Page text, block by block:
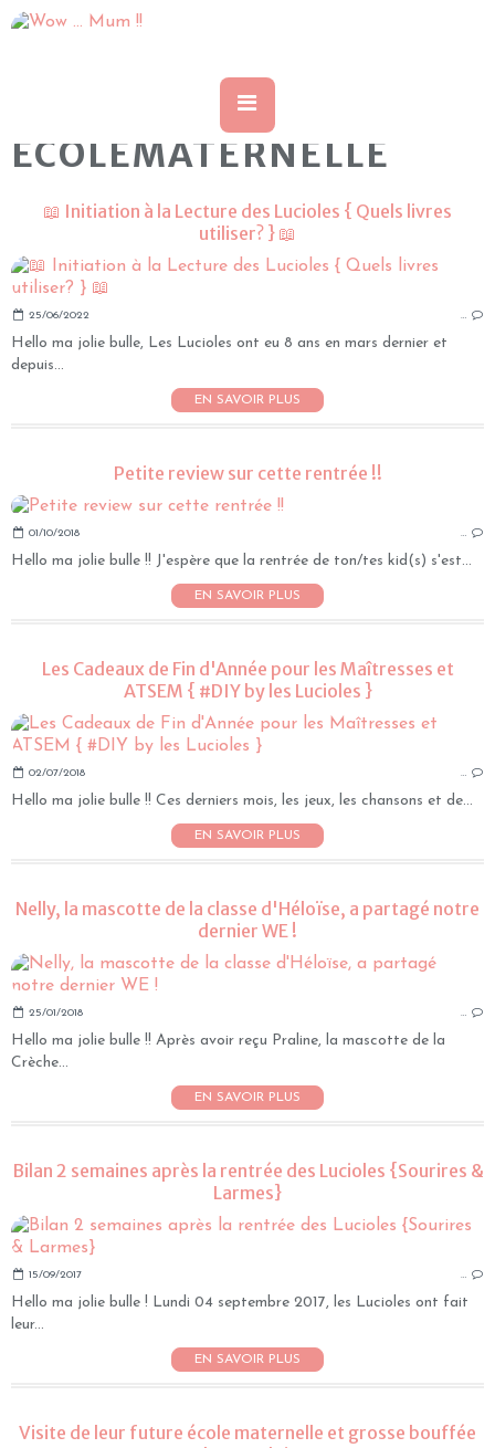
ECOLEMATERNELLE
📖 Initiation à la Lecture des Lucioles { Quels livres
utiliser? } 📖
25/06/2022 …
Hello ma jolie bulle, Les Lucioles ont eu 8 ans en mars dernier et
depuis...
EN SAVOIR PLUS
Petite review sur cette rentrée !!
01/10/2018 …
Hello ma jolie bulle !! J'espère que la rentrée de ton/tes kid(s) s'est...
EN SAVOIR PLUS
Les Cadeaux de Fin d'Année pour les Maîtresses et
ATSEM { #DIY by les Lucioles }
02/07/2018 …
Hello ma jolie bulle !! Ces derniers mois, les jeux, les chansons et de...
EN SAVOIR PLUS
Nelly, la mascotte de la classe d'Héloïse, a partagé notre
dernier WE !
25/01/2018 …
Hello ma jolie bulle !! Après avoir reçu Praline, la mascotte de la
Crèche...
EN SAVOIR PLUS
Bilan 2 semaines après la rentrée des Lucioles {Sourires &
Larmes}
15/09/2017 …
Hello ma jolie bulle ! Lundi 04 septembre 2017, les Lucioles ont fait
leur...
EN SAVOIR PLUS
Visite de leur future école maternelle et grosse bouffée